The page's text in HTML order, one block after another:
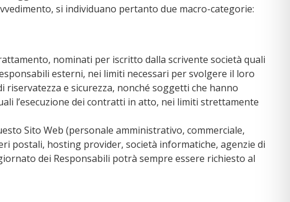
si individuano pertanto due macro-categorie:
nominati per iscritto dalla scrivente società quali
esterni, nei limiti necessari per svolgere il loro
e sicurezza, nonché soggetti che hanno
l’esecuzione dei contratti in atto, nei limiti strettamente
Sito Web (personale amministrativo, commerciale,
postali, hosting provider, società informatiche, agenzie di
dei Responsabili potrà sempre essere richiesto al